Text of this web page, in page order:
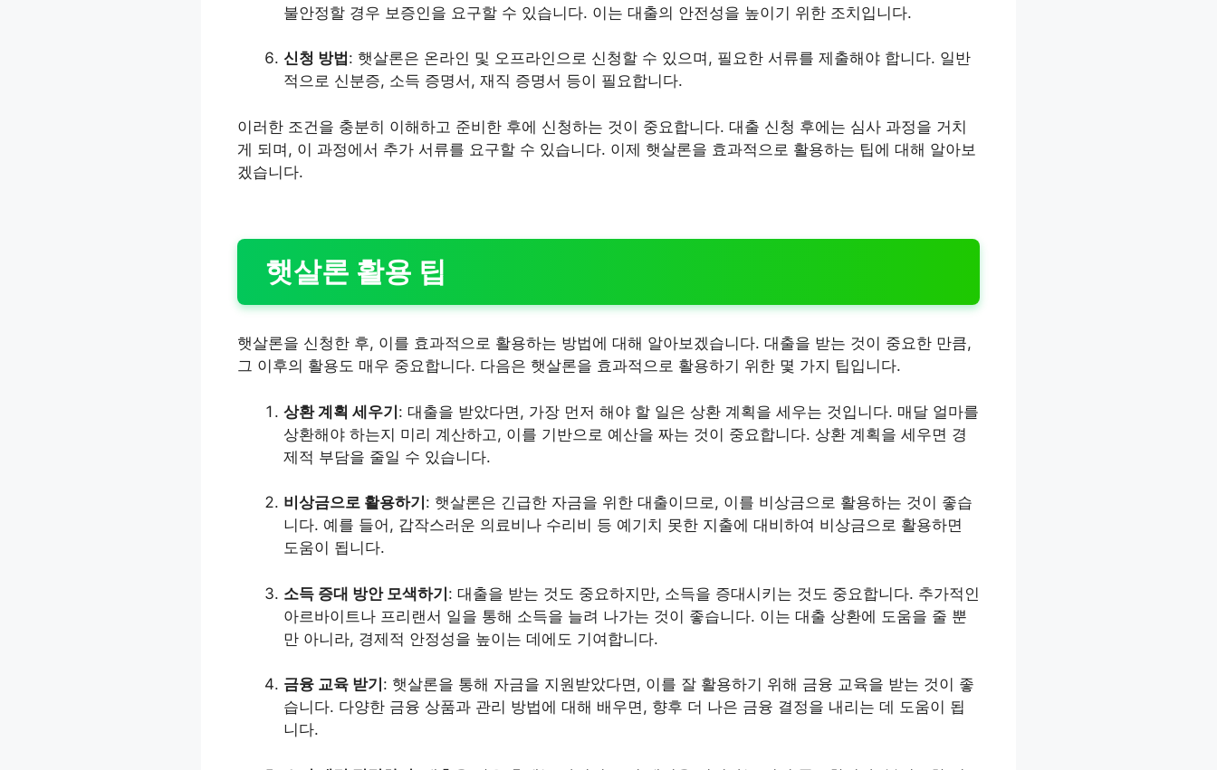
불안정할 경우 보증인을 요구할 수 있습니다. 이는 대출의 안전성을 높이기 위한 조치입니다.
신청 방법 : 햇살론은 온라인 및 오프라인으로 신청할 수 있으며, 필요한 서류를 제출해야 합니다. 일반
적으로 신분증, 소득 증명서, 재직 증명서 등이 필요합니다.
이러한 조건을 충분히 이해하고 준비한 후에 신청하는 것이 중요합니다. 대출 신청 후에는 심사 과정을 거치
게 되며, 이 과정에서 추가 서류를 요구할 수 있습니다. 이제 햇살론을 효과적으로 활용하는 팁에 대해 알아보
겠습니다.
햇살론 활용 팁
햇살론을 신청한 후, 이를 효과적으로 활용하는 방법에 대해 알아보겠습니다. 대출을 받는 것이 중요한 만큼,
그 이후의 활용도 매우 중요합니다. 다음은 햇살론을 효과적으로 활용하기 위한 몇 가지 팁입니다.
상환 계획 세우기: 대출을 받았다면, 가장 먼저 해야 할 일은 상환 계획을 세우는 것입니다. 매달 얼마를
상환해야 하는지 미리 계산하고, 이를 기반으로 예산을 짜는 것이 중요합니다. 상환 계획을 세우면 경
제적 부담을 줄일 수 있습니다.
비상금으로 활용하기 : 햇살론은 긴급한 자금을 위한 대출이므로, 이를 비상금으로 활용하는 것이 좋습
니다. 예를 들어, 갑작스러운 의료비나 수리비 등 예기치 못한 지출에 대비하여 비상금으로 활용하면
도움이 됩니다.
소득 증대 방안 모색하기: 대출을 받는 것도 중요하지만, 소득을 증대시키는 것도 중요합니다. 추가적인
아르바이트나 프리랜서 일을 통해 소득을 늘려 나가는 것이 좋습니다. 이는 대출 상환에 도움을 줄 뿐
만 아니라, 경제적 안정성을 높이는 데에도 기여합니다.
금융 교육 받기 : 햇살론을 통해 자금을 지원받았다면, 이를 잘 활용하기 위해 금융 교육을 받는 것이 좋
습니다. 다양한 금융 상품과 관리 방법에 대해 배우면, 향후 더 나은 금융 결정을 내리는 데 도움이 됩
니다.